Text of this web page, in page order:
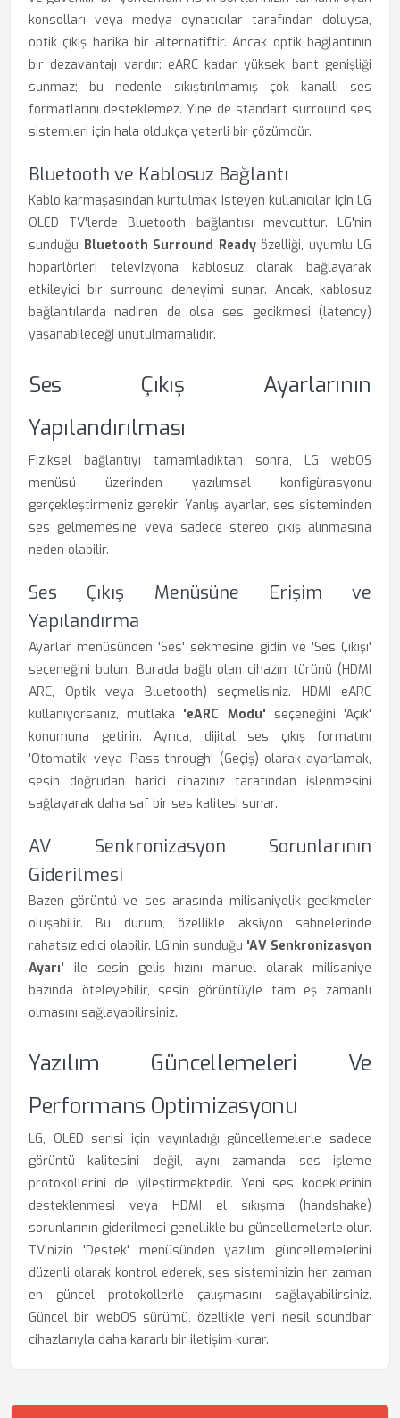
konsolları veya medya oynatıcılar tarafından doluysa,
optik çıkış harika bir alternatiftir. Ancak optik bağlantının
bir dezavantajı vardır: eARC kadar yüksek bant genişliği
sunmaz; bu nedenle sıkıştırılmamış çok kanallı ses
formatlarını desteklemez. Yine de standart surround ses
sistemleri için hala oldukça yeterli bir çözümdür.
Bluetooth ve Kablosuz Bağlantı
Kablo karmaşasından kurtulmak isteyen kullanıcılar için LG
OLED TV'lerde Bluetooth bağlantısı mevcuttur. LG'nin
sunduğu Bluetooth Surround Readyözelliği, uyumlu LG
hoparlörleri televizyona kablosuz olarak bağlayarak
etkileyici bir surround deneyimi sunar. Ancak, kablosuz
bağlantılarda nadiren de olsa ses gecikmesi (latency)
yaşanabileceği unutulmamalıdır.
Ses Çıkış Ayarlarının
Yapılandırılması
Fiziksel bağlantıyı tamamladıktan sonra, LG webOS
menüsü üzerinden yazılımsal konfigürasyonu
gerçekleştirmeniz gerekir. Yanlış ayarlar, ses sisteminden
ses gelmemesine veya sadece stereo çıkış alınmasına
neden olabilir.
Ses Çıkış Menüsüne Erişim ve
Yapılandırma
Ayarlar menüsünden 'Ses' sekmesine gidin ve 'Ses Çıkışı'
seçeneğini bulun. Burada bağlı olan cihazın türünü (HDMI
ARC, Optik veya Bluetooth) seçmelisiniz. HDMI eARC
kullanıyorsanız, mutlaka 'eARC Modu' seçeneğini 'Açık'
konumuna getirin. Ayrıca, dijital ses çıkış formatını
'Otomatik' veya 'Pass-through' (Geçiş) olarak ayarlamak,
sesin doğrudan harici cihazınız tarafından işlenmesini
sağlayarak daha saf bir ses kalitesi sunar.
AV Senkronizasyon Sorunlarının
Giderilmesi
Bazen görüntü ve ses arasında milisaniyelik gecikmeler
oluşabilir. Bu durum, özellikle aksiyon sahnelerinde
rahatsız edici olabilir. LG'nin sunduğu 'AV Senkronizasyon
Ayarı' ile sesin geliş hızını manuel olarak milisaniye
bazında öteleyebilir, sesin görüntüyle tam eş zamanlı
olmasını sağlayabilirsiniz.
Yazılım Güncellemeleri Ve
Performans Optimizasyonu
LG, OLED serisi için yayınladığı güncellemelerle sadece
görüntü kalitesini değil, aynı zamanda ses işleme
protokollerini de iyileştirmektedir. Yeni ses kodeklerinin
desteklenmesi veya HDMI el sıkışma (handshake)
sorunlarının giderilmesi genellikle bu güncellemelerle olur.
TV'nizin 'Destek' menüsünden yazılım güncellemelerini
düzenli olarak kontrol ederek, ses sisteminizin her zaman
en güncel protokollerle çalışmasını sağlayabilirsiniz.
Güncel bir webOS sürümü, özellikle yeni nesil soundbar
cihazlarıyla daha kararlı bir iletişim kurar.